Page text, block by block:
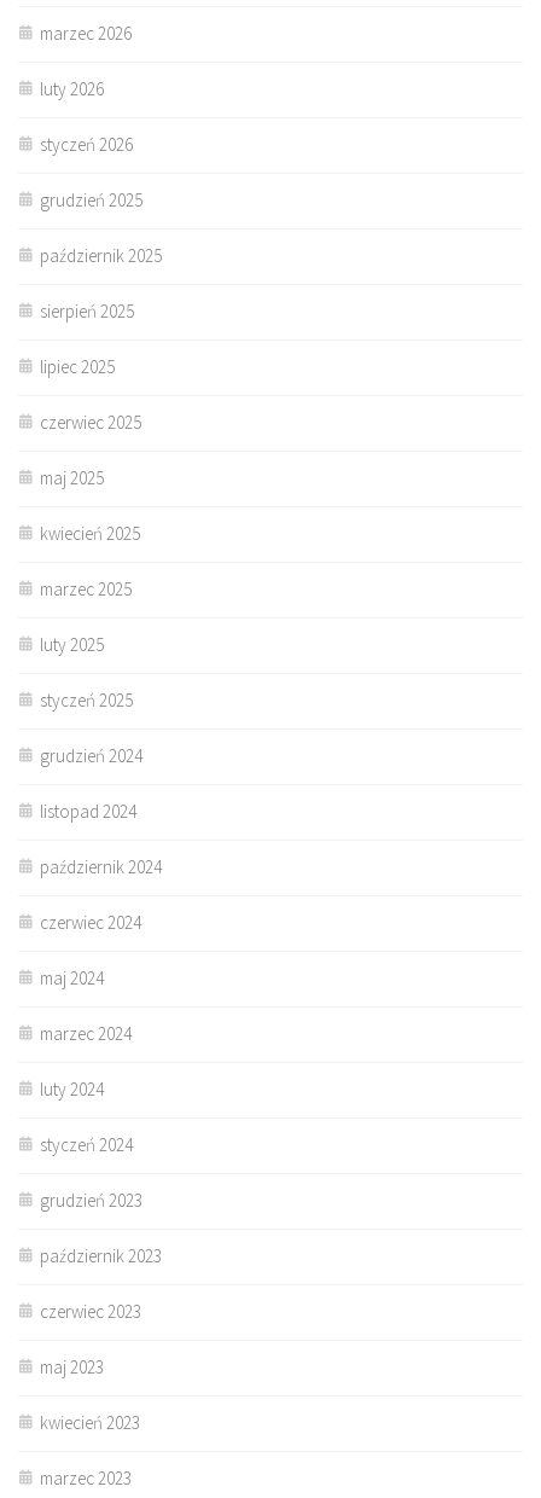
marzec 2026
luty 2026
styczeń 2026
grudzień 2025
październik 2025
sierpień 2025
lipiec 2025
czerwiec 2025
maj 2025
kwiecień 2025
marzec 2025
luty 2025
styczeń 2025
grudzień 2024
listopad 2024
październik 2024
czerwiec 2024
maj 2024
marzec 2024
luty 2024
styczeń 2024
grudzień 2023
październik 2023
czerwiec 2023
maj 2023
kwiecień 2023
marzec 2023